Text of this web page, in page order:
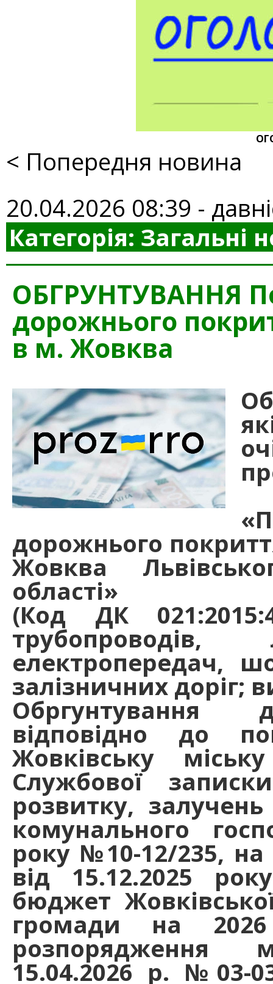
< Попередня новина
20.04.2026 08:39 -
Категорія: Загальні
ОБГРУНТУВАННЯ
дорожнього
в м. Жовква
дорожнього
Жовква
області»
(Код ДК
електропередач,
залізничних доріг;
Обргунтування
відповідно до
Жовківську
Службової
розвитку,
комунального
року №10-12/235, на
від 15.12.2025
бюджет
громади на
розпорядження
15.04.2026 р. №03-